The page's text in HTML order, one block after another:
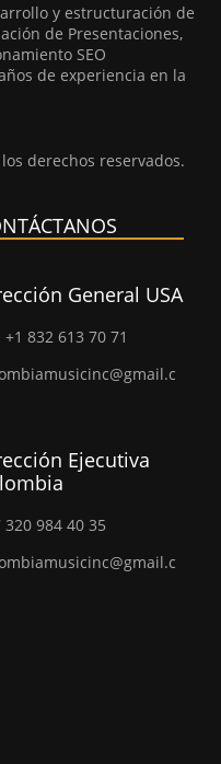
y estructuración de
de Presentaciones,
SEO
de experiencia en la
derechos reservados.
General USA
+1 832 613 70 71
Ejecutiva
320 984 40 35